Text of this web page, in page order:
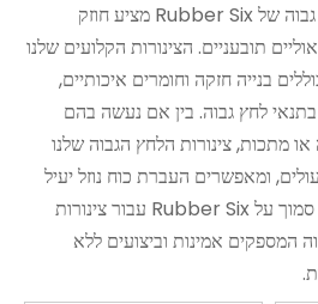
צינור קלוע חוט פלדה בלחץ גבוה של Rubber Six מציע חוזק
תובעניים. הצינורות הקלועים שלנו
בנייה חזקה וחומרים איכותיים,
לחץ גבוה. בין אם נעשה בהם
או מתכות, צינורות הלחץ הגבוה שלנו
ומאפשרים העברת כוח נוזל יעיל
בסביבות תעשייתיות שונות. סמוך על Rubber Six עבור צינורות
המספקים אמינות וביצועים ללא